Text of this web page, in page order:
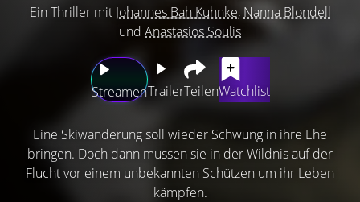
Ein Thriller mit Johannes Bah Kuhnke, Nanna Blondell
und Anastasios Soulis
StreamenTrailerTeilenWatchlist
Eine Skiwanderung soll wieder Schwung in ihre Ehe
bringen. Doch dann müssen sie in der Wildnis auf der
Flucht vor einem unbekannten Schützen um ihr Leben
kämpfen.